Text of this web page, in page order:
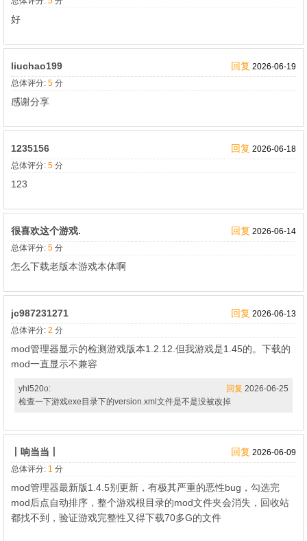
好
liuchao199 回复 2026-06-19
总体评分: 5 分
感谢分享
1235156 回复 2026-06-18
总体评分: 5 分
123
很喜欢这个游戏. 回复 2026-06-14
总体评分: 5 分
怎么下载老版本游戏本体啊
jc987231271 回复 2026-06-13
总体评分: 2 分
mod管理器显示的检测游戏版本1.2.12.但我游戏是1.45的。下载的
mod一直显示不兼容
yhl520o: 回复 2026-06-25
检查一下游戏exe目录下的version.xml文件是不是没被改掉
丨响当当丨 回复 2026-06-09
总体评分: 1 分
mod管理器最新版1.4.5别更新，有极其严重的恶性bug，勾选完
mod后点自动排序，整个游戏根目录的mod文件夹会消失，回收站
都找不到，验证游戏完整性又得下载70多G的文件